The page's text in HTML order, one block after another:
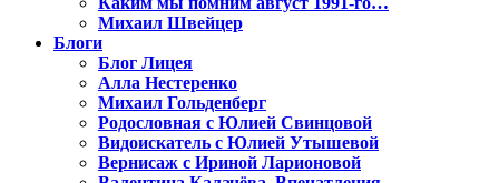
Михаил Швейцер
Блоги
Блог Лицея
Алла Нестеренко
Михаил Гольденберг
Родословная с Юлией Свинцовой
Видоискатель с Юлией Утышевой
Вернисаж с Ириной Ларионовой